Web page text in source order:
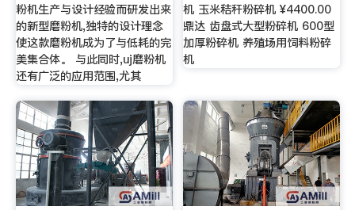
粉机生产与设计经验而研发出来
的新型磨粉机,独特的设计理念
使这款磨粉机成为了与低耗的完
美集合体。 与此同时,uj磨粉机
还有广泛的应用范围,尤其
机 玉米秸秆粉碎机 ¥4400.00
鼎达 齿盘式大型粉碎机 600型
加厚粉碎机 养殖场用饲料粉碎
机